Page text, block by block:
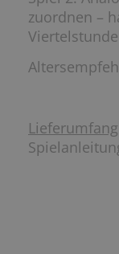
zuordnen –
Lieferumfang